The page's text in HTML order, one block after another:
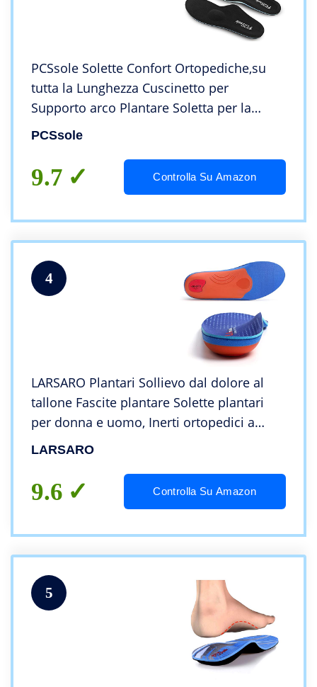
PCSsole Solette Confort Ortopediche,su
tutta la Lunghezza Cuscinetto per
Supporto arco Plantare Soletta per la
Fascite Plantare, 44-45 EU (29cm)
PCSsole
9.7 Controlla Su Amazon
4
LARSARO Plantari Sollievo dal dolore al
tallone Fascite plantare Solette plantari
per donna e uomo, Inerti ortopedici a
coppa profonda Solette atletiche per
LARSARO
9.6 Controlla Su Amazon
5